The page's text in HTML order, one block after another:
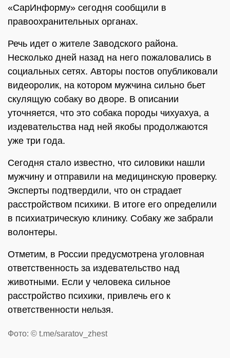
«СарИнформу» сегодня сообщили в
правоохранительных органах.
Речь идет о жителе Заводского района.
Несколько дней назад на него пожаловались в
социальных сетях. Авторы постов опубликовали
видеоролик, на котором мужчина сильно бьет
скулящую собаку во дворе. В описании
уточняется, что это собака породы чихуахуа, а
издевательства над ней якобы продолжаются
уже три года.
Сегодня стало известно, что силовики нашли
мужчину и отправили на медицинскую проверку.
Эксперты подтвердили, что он страдает
расстройством психики. В итоге его определили
в психиатрическую клинику. Собаку же забрали
волонтеры.
Отметим, в России предусмотрена уголовная
ответственность за издевательство над
животными. Если у человека сильное
расстройство психики, привлечь его к
ответственности нельзя.
Фото: © t.me/saratov_zhest